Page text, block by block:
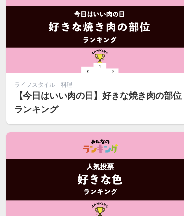
ライフスタイル 料理
【今日はいい肉の日】好きな焼き肉の部位
ランキング